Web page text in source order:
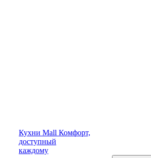
Кухни Mall Комфорт,
доступный
каждому